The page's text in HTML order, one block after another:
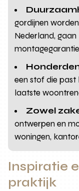
gordijnen
Nederland,
een stof die past
laatste
Zowel
ontwerpen en
woningen,
Inspiratie
praktijk